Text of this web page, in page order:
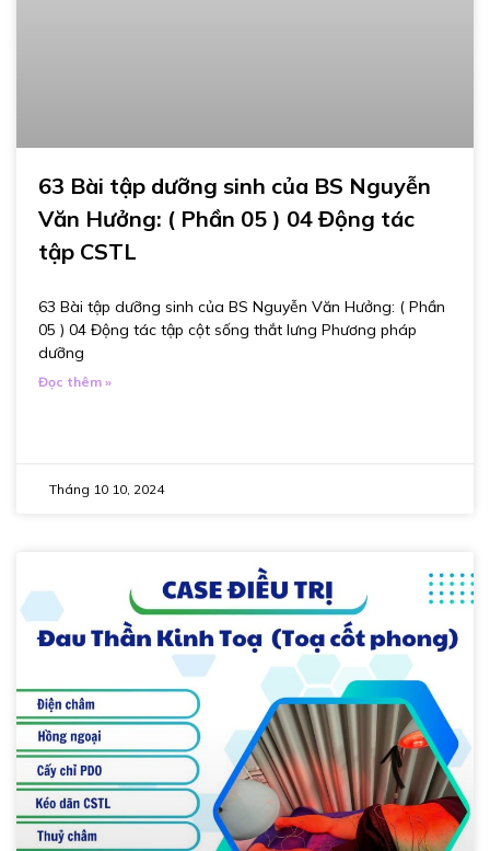
63 Bài tập dưỡng sinh của BS Nguyễn
Văn Hưởng: ( Phần 05 ) 04 Động tác
tập CSTL
63 Bài tập dưỡng sinh của BS Nguyễn Văn Hưởng: ( Phần
05 ) 04 Động tác tập cột sống thắt lưng Phương pháp
dưỡng
Đọc thêm »
Tháng 10 10, 2024